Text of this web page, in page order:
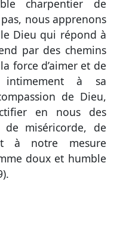
charpentier de
nous apprenons
Dieu qui répond à
par des chemins
force d’aimer et de
intimement à sa
de Dieu,
en nous des
de miséricorde, de
à notre mesure
doux et humble
).